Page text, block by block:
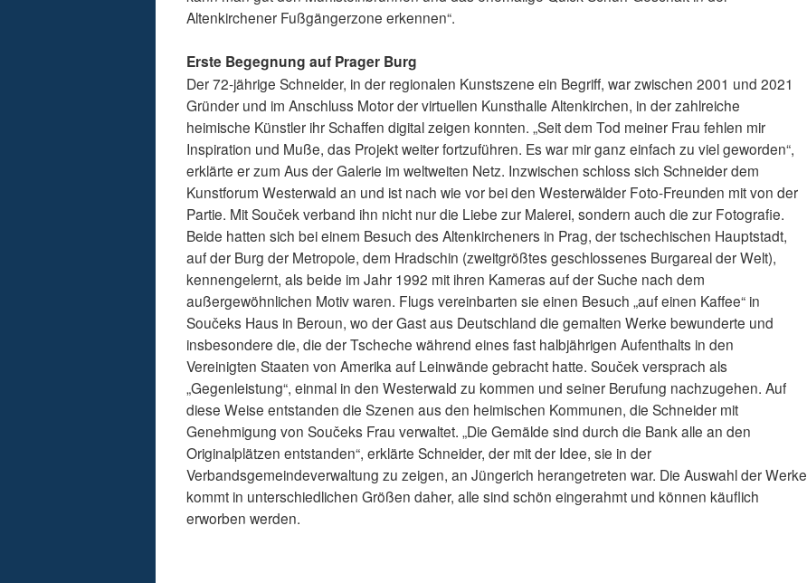
Altenkirchener Fußgängerzone erkennen“.
Erste Begegnung auf Prager Burg
Der 72-jährige Schneider, in der regionalen Kunstszene ein Begriff, war zwischen 2001 und 2021
Gründer und im Anschluss Motor der virtuellen Kunsthalle Altenkirchen, in der zahlreiche
heimische Künstler ihr Schaffen digital zeigen konnten. „Seit dem Tod meiner Frau fehlen mir
Inspiration und Muße, das Projekt weiter fortzuführen. Es war mir ganz einfach zu viel geworden“,
erklärte er zum Aus der Galerie im weltweiten Netz. Inzwischen schloss sich Schneider dem
Kunstforum Westerwald an und ist nach wie vor bei den Westerwälder Foto-Freunden mit von der
Partie. Mit Souček verband ihn nicht nur die Liebe zur Malerei, sondern auch die zur Fotografie.
Beide hatten sich bei einem Besuch des Altenkircheners in Prag, der tschechischen Hauptstadt,
auf der Burg der Metropole, dem Hradschin (zweitgrößtes geschlossenes Burgareal der Welt),
kennengelernt, als beide im Jahr 1992 mit ihren Kameras auf der Suche nach dem
außergewöhnlichen Motiv waren. Flugs vereinbarten sie einen Besuch „auf einen Kaffee“ in
Součeks Haus in Beroun, wo der Gast aus Deutschland die gemalten Werke bewunderte und
insbesondere die, die der Tscheche während eines fast halbjährigen Aufenthalts in den
Vereinigten Staaten von Amerika auf Leinwände gebracht hatte. Souček versprach als
„Gegenleistung“, einmal in den Westerwald zu kommen und seiner Berufung nachzugehen. Auf
diese Weise entstanden die Szenen aus den heimischen Kommunen, die Schneider mit
Genehmigung von Součeks Frau verwaltet. „Die Gemälde sind durch die Bank alle an den
Originalplätzen entstanden“, erklärte Schneider, der mit der Idee, sie in der
Verbandsgemeindeverwaltung zu zeigen, an Jüngerich herangetreten war. Die Auswahl der Werke
kommt in unterschiedlichen Größen daher, alle sind schön eingerahmt und können käuflich
erworben werden.